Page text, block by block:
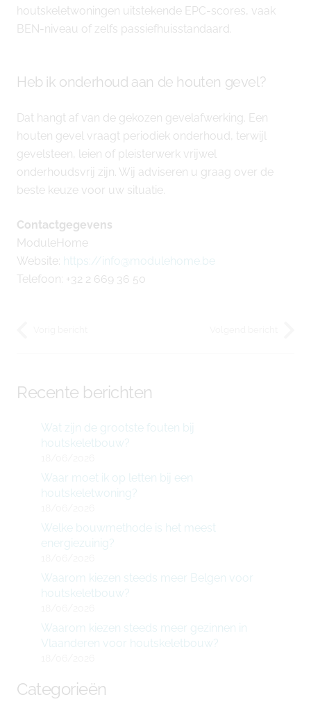
houtskeletwoningen uitstekende EPC-scores, vaak
BEN-niveau of zelfs passiefhuisstandaard.
Heb ik onderhoud aan de houten gevel?
Dat hangt af van de gekozen gevelafwerking. Een
houten gevel vraagt periodiek onderhoud, terwijl
gevelsteen, leien of pleisterwerk vrijwel
onderhoudsvrij zijn. Wij adviseren u graag over de
beste keuze voor uw situatie.
Contactgegevens
ModuleHome
Website: https://info@modulehome.be
Telefoon: +32 2 669 36 50
Recente berichten
Wat zijn de grootste fouten bij
houtskeletbouw?
Waar moet ik op letten bij een
houtskeletwoning?
Welke bouwmethode is het meest
energiezuinig?
Waarom kiezen steeds meer Belgen voor
houtskeletbouw?
Waarom kiezen steeds meer gezinnen in
Vlaanderen voor houtskeletbouw?
Categorieën